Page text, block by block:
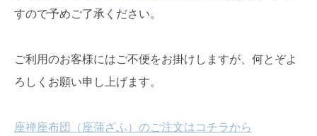
すので予めご了承ください。
ご利用のお客様にはご不便をお掛けしますが、何とぞよ
ろしくお願い申し上げます。
座禅座布団（座蒲ざふ）のご注文はコチラから